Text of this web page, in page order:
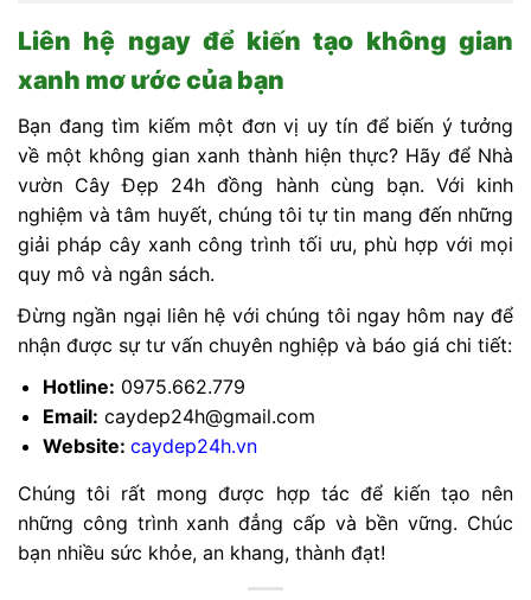
Liên hệ ngay để kiến tạo không gian
xanh mơ ước của bạn
Bạn đang tìm kiếm một đơn vị uy tín để biến ý tưởng
về một không gian xanh thành hiện thực? Hãy để Nhà
vườn Cây Đẹp 24h đồng hành cùng bạn. Với kinh
nghiệm và tâm huyết, chúng tôi tự tin mang đến những
giải pháp cây xanh công trình tối ưu, phù hợp với mọi
quy mô và ngân sách.
Đừng ngần ngại liên hệ với chúng tôi ngay hôm nay để
nhận được sự tư vấn chuyên nghiệp và báo giá chi tiết:
Hotline: 0975.662.779
Email: caydep24h@gmail.com
Website: caydep24h.vn
Chúng tôi rất mong được hợp tác để kiến tạo nên
những công trình xanh đẳng cấp và bền vững. Chúc
bạn nhiều sức khỏe, an khang, thành đạt!